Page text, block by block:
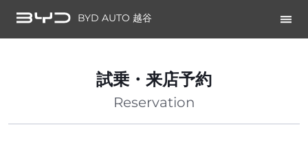
BYD AUTO 越谷
試乗・来店予約
Reservation